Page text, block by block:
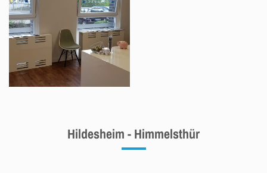
Hildesheim - Himmelsthür